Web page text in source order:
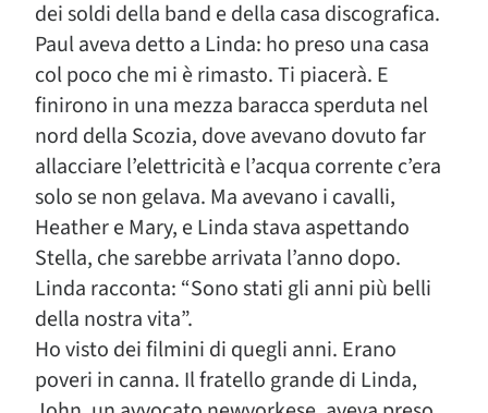
dei soldi della band e della casa discografica.
Paul aveva detto a Linda: ho preso una casa
col poco che mi è rimasto. Ti piacerà. E
finirono in una mezza baracca sperduta nel
nord della Scozia, dove avevano dovuto far
allacciare l’elettricità e l’acqua corrente c’era
solo se non gelava. Ma avevano i cavalli,
Heather e Mary, e Linda stava aspettando
Stella, che sarebbe arrivata l’anno dopo.
Linda racconta: “Sono stati gli anni più belli
della nostra vita”.
Ho visto dei filmini di quegli anni. Erano
poveri in canna. Il fratello grande di Linda,